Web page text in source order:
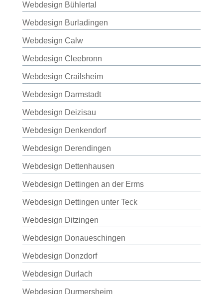
Webdesign Bühlertal
Webdesign Burladingen
Webdesign Calw
Webdesign Cleebronn
Webdesign Crailsheim
Webdesign Darmstadt
Webdesign Deizisau
Webdesign Denkendorf
Webdesign Derendingen
Webdesign Dettenhausen
Webdesign Dettingen an der Erms
Webdesign Dettingen unter Teck
Webdesign Ditzingen
Webdesign Donaueschingen
Webdesign Donzdorf
Webdesign Durlach
Webdesign Durmersheim